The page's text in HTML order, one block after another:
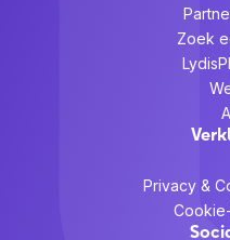
Zoek
Privacy &